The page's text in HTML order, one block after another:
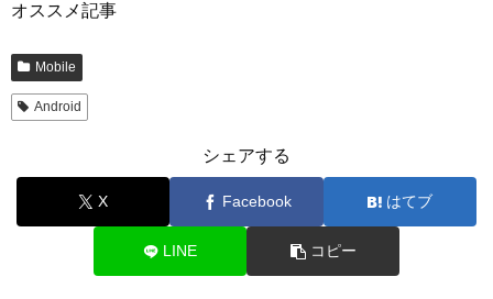
オススメ記事
Mobile
Android
シェアする
X Facebook はてブ
LINE コピー